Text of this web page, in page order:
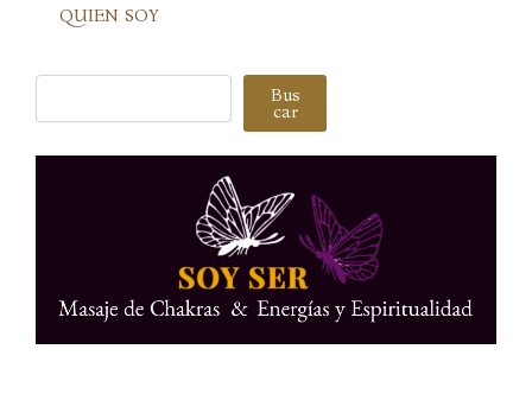
QUIEN SOY
Buscar Bus
car